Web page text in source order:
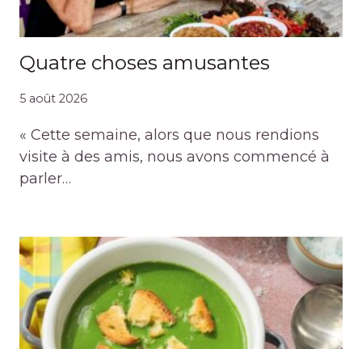
Quatre choses amusantes
5 août 2026
« Cette semaine, alors que nous rendions
visite à des amis, nous avons commencé à
parler…